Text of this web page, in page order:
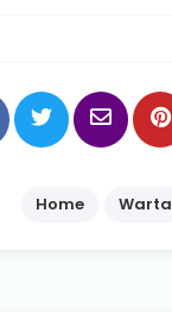
Home Warta